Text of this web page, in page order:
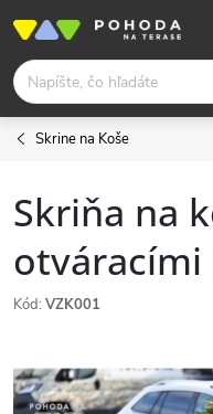
obsah
Skrine na Koše
Skriňa na
otváracími
Kód: VZK001